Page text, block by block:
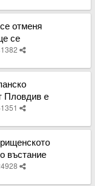
отменя
се
Пловдив е
въстание